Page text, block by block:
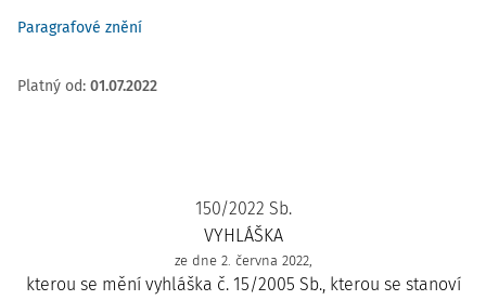
Paragrafové znění
Platný od: 01.07.2022
150/2022 Sb.
VYHLÁŠKA
ze dne 2. června 2022,
kterou se mění vyhláška č. 15/2005 Sb., kterou se stanoví